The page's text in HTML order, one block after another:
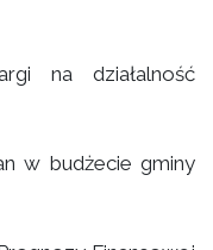
na działalność
w budżecie gminy